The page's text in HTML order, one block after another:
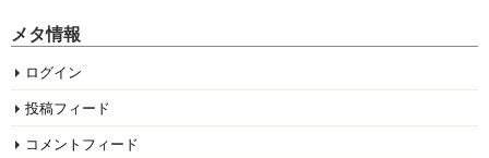
メタ情報
ログイン
投稿フィード
コメントフィード